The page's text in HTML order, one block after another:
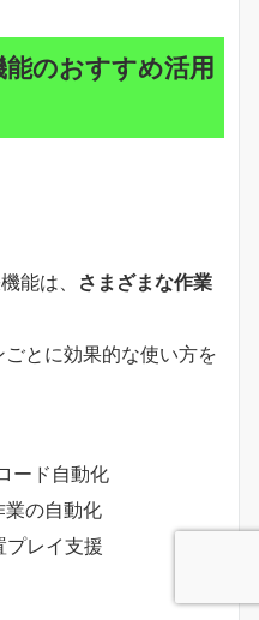
のおすすめ活用
能は、 さまざまな作業
とに効果的な使い方を
ード自動化
業の自動化
プレイ支援